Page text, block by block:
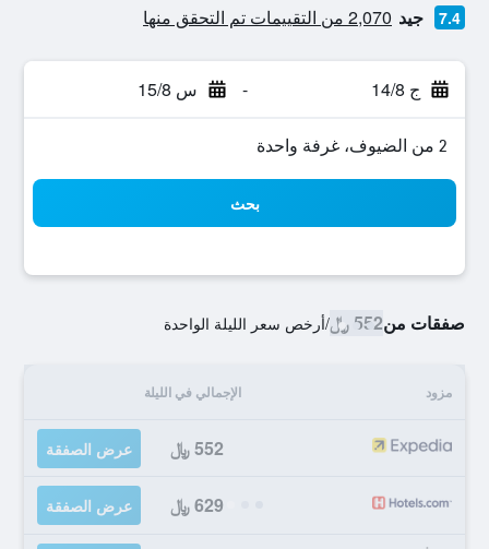
7.4 جيد 2,070 من التقييمات تم التحقق منها
ج 14/8 - س 15/8
2 من الضيوف، غرفة واحدة
بحث
صفقات من552 ﷼ /أرخص سعر الليلة الواحدة
مزود الإجمالي في الليلة
552 ﷼ عرض الصفقة
629 ﷼ عرض الصفقة